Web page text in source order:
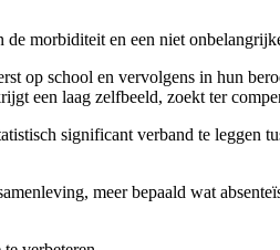
morbiditeit en een niet
op school en vervolgens in hun
een laag zelfbeeld, zoekt ter
significant verband te leggen
meer bepaald wat